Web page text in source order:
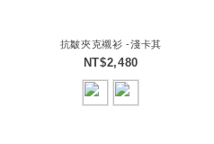
抗皺夾克襯衫 -淺卡其
NT$2,480